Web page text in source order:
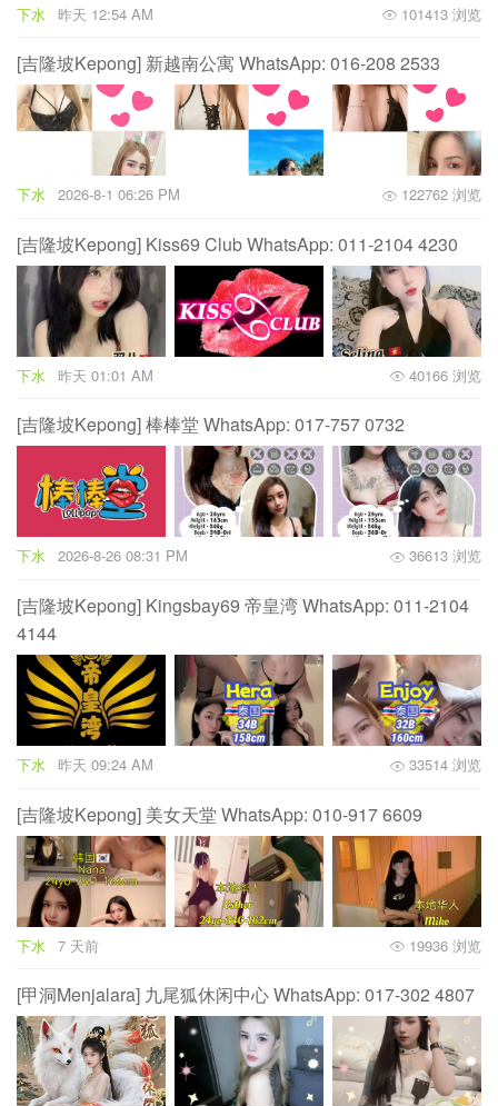
下水 昨天 12:54 AM 101413 浏览
[吉隆坡Kepong] 新越南公寓 WhatsApp: 016-208 2533‬
下水 2026-8-1 06:26 PM 122762 浏览
[吉隆坡Kepong] Kiss69 Club WhatsApp: 011-2104 4230
下水 昨天 01:01 AM 40166 浏览
[吉隆坡Kepong] 棒棒堂 WhatsApp: 017-757 0732
下水 2026-8-26 08:31 PM 36613 浏览
[吉隆坡Kepong] Kingsbay69 帝皇湾 WhatsApp: 011-2104
4144
下水 昨天 09:24 AM 33514 浏览
[吉隆坡Kepong] 美女天堂 WhatsApp: 010-917 6609
下水 7 天前 19936 浏览
[甲洞Menjalara] 九尾狐休闲中心 WhatsApp: 017-302 4807